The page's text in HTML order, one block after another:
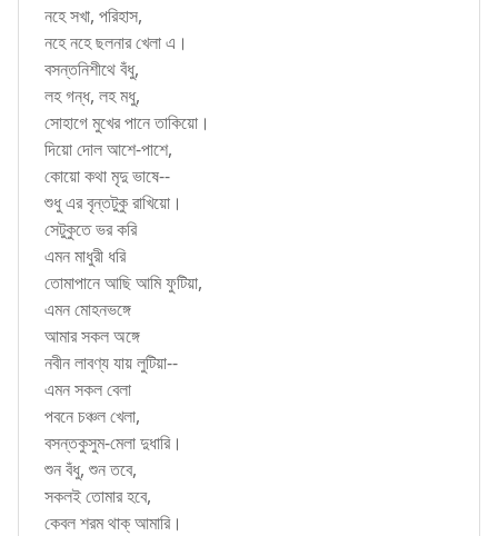
নহে সখা, পরিহাস,
নহে নহে ছলনার খেলা এ।
বসন্তনিশীথে বঁধু,
লহ গন্ধ, লহ মধু,
সোহাগে মুখের পানে তাকিয়ো।
দিয়ো দোল আশে-পাশে,
কোয়ো কথা মৃদু ভাষে--
শুধু এর বৃন্তটুকু রাখিয়ো।
সেটুকুতে ভর করি
এমন মাধুরী ধরি
তোমাপানে আছি আমি ফুটিয়া,
এমন মোহনভঙ্গে
আমার সকল অঙ্গে
নবীন লাবণ্য যায় লুটিয়া--
এমন সকল বেলা
পবনে চঞ্চল খেলা,
বসন্তকুসুম-মেলা দুধারি।
শুন বঁধু, শুন তবে,
সকলই তোমার হবে,
কেবল শরম থাক্ আমারি।